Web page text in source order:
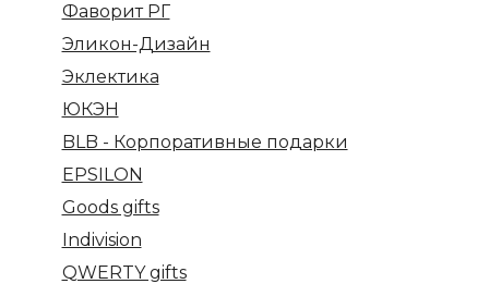
Фаворит РГ
Эликон-Дизайн
Эклектика
ЮКЭН
BLB - Корпоративные подарки
EPSILON
Goods gifts
Indivision
QWERTY gifts